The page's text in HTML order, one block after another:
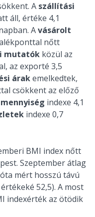
A szállítási
áll, értéke 4,1
Avásárolt
nőtt
mutatók közül az
az exporté 3,5
árakemelkedtek,
csökkent az előző
indexe 4,1
indexe 0,7
BMI index nőtt
Szeptember átlag
mért hosszú távú
52,5). A most
indexérték az ötödik